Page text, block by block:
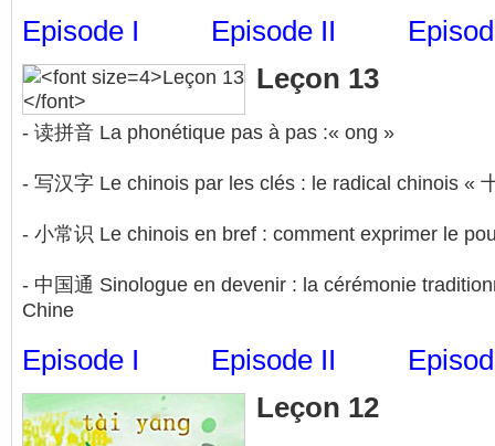
Episode I Episode II
Leçon 13
- 读拼音 La phonétique pas à pas :« ong »
- 写汉字 Le chinois par les clés : le radical chinois «
- 小常识 Le chinois en bref : comment exprimer le
- 中国通 Sinologue en devenir : la cérémonie
Chine
Episode I Episode II
Leçon 12